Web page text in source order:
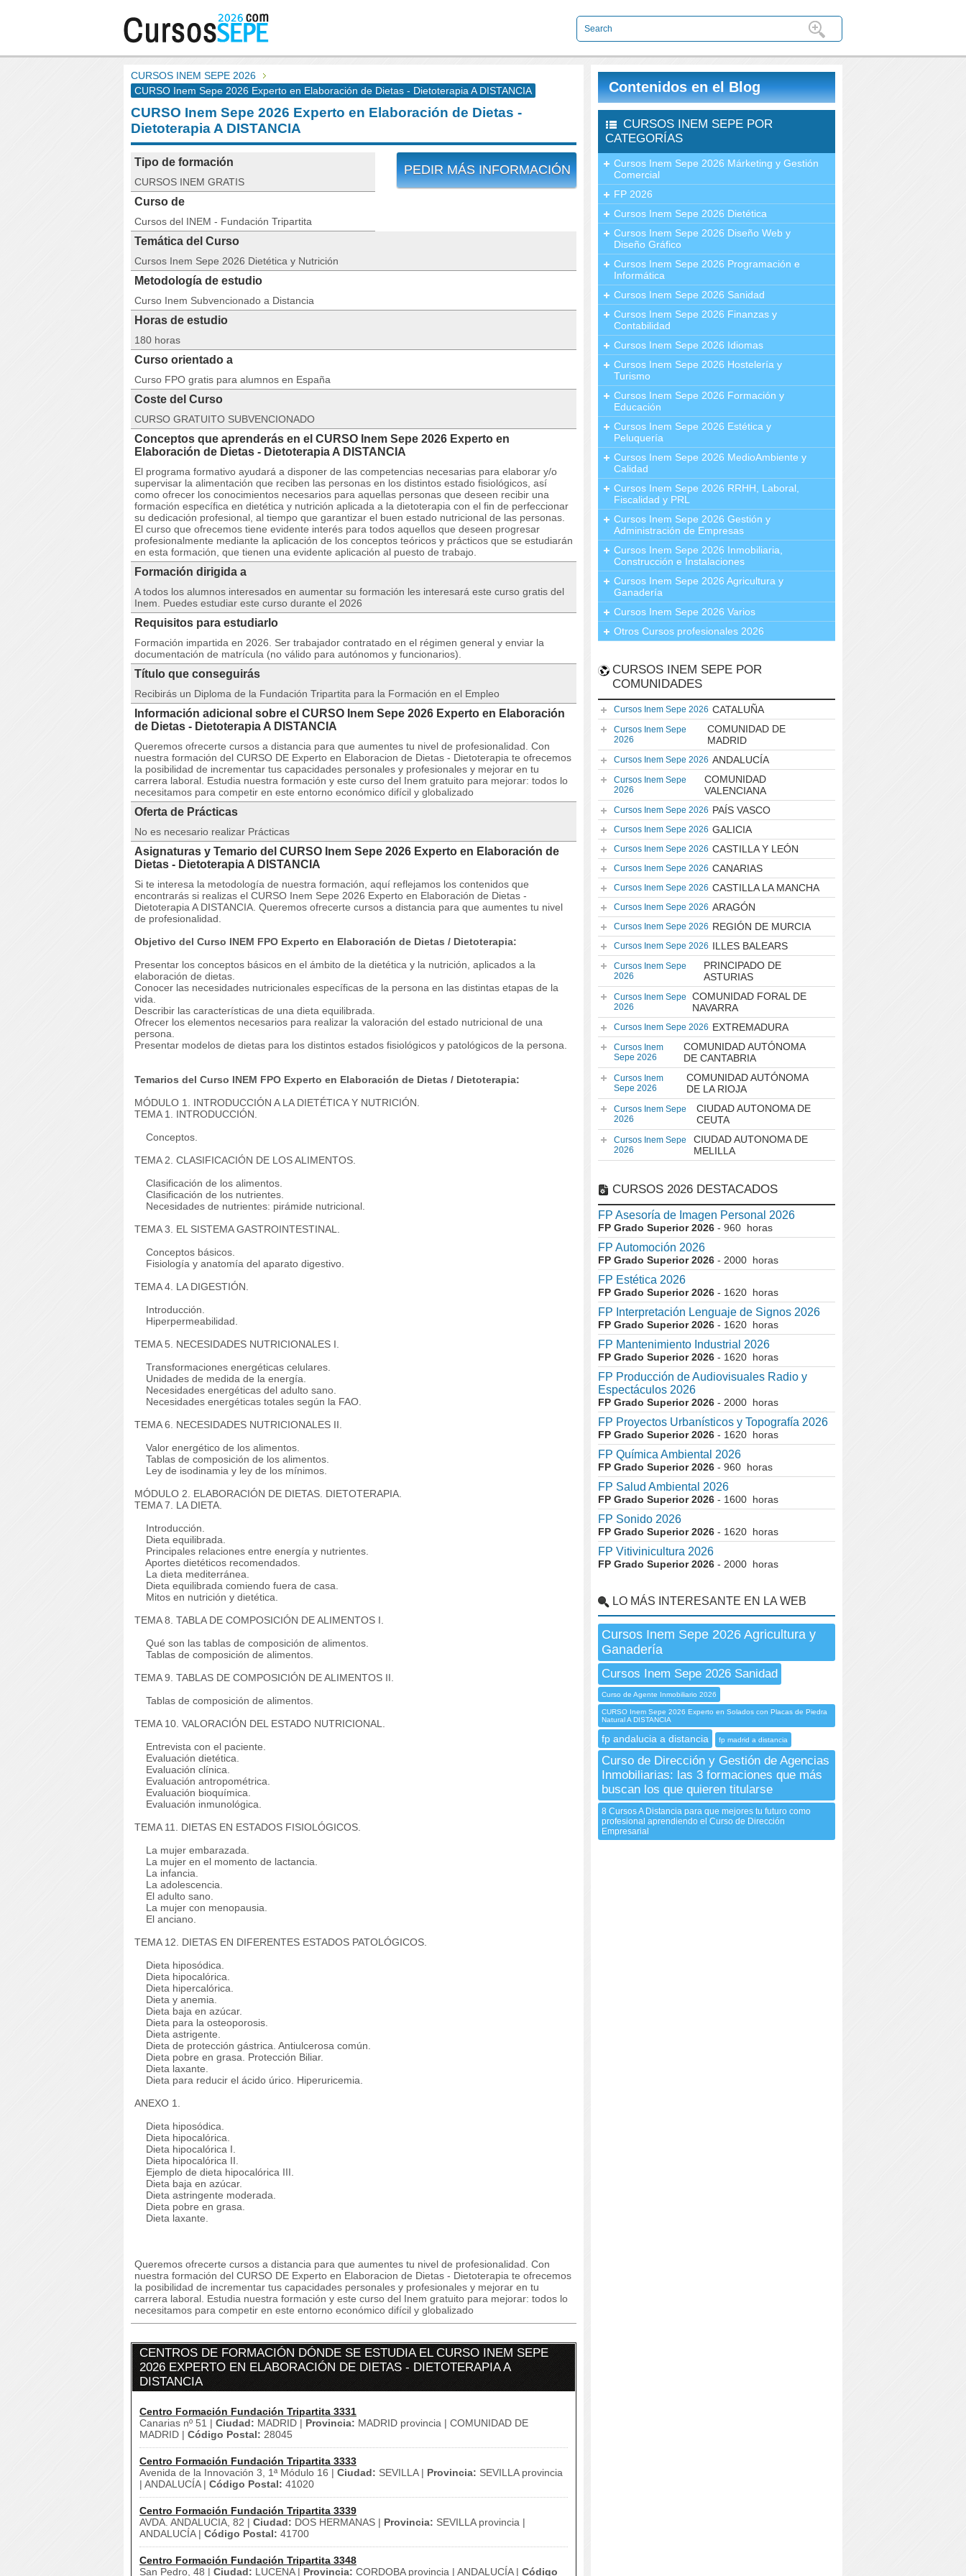
CURSOS INEM SEPE 2026
CURSO Inem Sepe 2026 Experto en Elaboración de Dietas - Dietoterapia A DISTANCIA
CURSO Inem Sepe 2026 Experto en Elaboración de Dietas -
Dietoterapia A DISTANCIA
PEDIR MÁS INFORMACIÓN
Tipo de formación
CURSOS INEM GRATIS
Curso de
Cursos del INEM - Fundación Tripartita
Temática del Curso
Cursos Inem Sepe 2026 Dietética y Nutrición
Metodología de estudio
Curso Inem Subvencionado a Distancia
Horas de estudio
180 horas
Curso orientado a
Curso FPO gratis para alumnos en España
Coste del Curso
CURSO GRATUITO SUBVENCIONADO
Conceptos que aprenderás en el CURSO Inem Sepe 2026 Experto en
Elaboración de Dietas - Dietoterapia A DISTANCIA
El programa formativo ayudará a disponer de las competencias necesarias para elaborar y/o
supervisar la alimentación que reciben las personas en los distintos estado fisiológicos, así
como ofrecer los conocimientos necesarios para aquellas personas que deseen recibir una
formación específica en dietética y nutrición aplicada a la dietoterapia con el fin de perfeccionar
su dedicación profesional, al tiempo que garantizar el buen estado nutricional de las personas.
El curso que ofrecemos tiene evidente interés para todos aquellos que deseen progresar
profesionalmente mediante la aplicación de los conceptos teóricos y prácticos que se estudiarán
en esta formación, que tienen una evidente aplicación al puesto de trabajo.
Formación dirigida a
A todos los alumnos interesados en aumentar su formación les interesará este curso gratis del
Inem. Puedes estudiar este curso durante el 2026
Requisitos para estudiarlo
Formación impartida en 2026. Ser trabajador contratado en el régimen general y enviar la
documentación de matrícula (no válido para autónomos y funcionarios).
Título que conseguirás
Recibirás un Diploma de la Fundación Tripartita para la Formación en el Empleo
Información adicional sobre el CURSO Inem Sepe 2026 Experto en Elaboración
de Dietas - Dietoterapia A DISTANCIA
Queremos ofrecerte cursos a distancia para que aumentes tu nivel de profesionalidad. Con
nuestra formación del CURSO DE Experto en Elaboracion de Dietas - Dietoterapia te ofrecemos
la posibilidad de incrementar tus capacidades personales y profesionales y mejorar en tu
carrera laboral. Estudia nuestra formación y este curso del Inem gratuito para mejorar: todos lo
necesitamos para competir en este entorno económico difícil y globalizado
Oferta de Prácticas
No es necesario realizar Prácticas
Asignaturas y Temario del CURSO Inem Sepe 2026 Experto en Elaboración de
Dietas - Dietoterapia A DISTANCIA
Si te interesa la metodología de nuestra formación, aquí reflejamos los contenidos que
encontrarás si realizas el CURSO Inem Sepe 2026 Experto en Elaboración de Dietas -
Dietoterapia A DISTANCIA. Queremos ofrecerte cursos a distancia para que aumentes tu nivel
de profesionalidad.
Objetivo del Curso INEM FPO Experto en Elaboración de Dietas / Dietoterapia:
Presentar los conceptos básicos en el ámbito de la dietética y la nutrición, aplicados a la
elaboración de dietas.
Conocer las necesidades nutricionales específicas de la persona en las distintas etapas de la
vida.
Describir las características de una dieta equilibrada.
Ofrecer los elementos necesarios para realizar la valoración del estado nutricional de una
persona.
Presentar modelos de dietas para los distintos estados fisiológicos y patológicos de la persona.
Temarios del Curso INEM FPO Experto en Elaboración de Dietas / Dietoterapia:
MÓDULO 1. INTRODUCCIÓN A LA DIETÉTICA Y NUTRICIÓN.
TEMA 1. INTRODUCCIÓN.
Conceptos.
TEMA 2. CLASIFICACIÓN DE LOS ALIMENTOS.
Clasificación de los alimentos.
Clasificación de los nutrientes.
Necesidades de nutrientes: pirámide nutricional.
TEMA 3. EL SISTEMA GASTROINTESTINAL.
Conceptos básicos.
Fisiología y anatomía del aparato digestivo.
TEMA 4. LA DIGESTIÓN.
Introducción.
Hiperpermeabilidad.
TEMA 5. NECESIDADES NUTRICIONALES I.
Transformaciones energéticas celulares.
Unidades de medida de la energía.
Necesidades energéticas del adulto sano.
Necesidades energéticas totales según la FAO.
TEMA 6. NECESIDADES NUTRICIONALES II.
Valor energético de los alimentos.
Tablas de composición de los alimentos.
Ley de isodinamia y ley de los mínimos.
MÓDULO 2. ELABORACIÓN DE DIETAS. DIETOTERAPIA.
TEMA 7. LA DIETA.
Introducción.
Dieta equilibrada.
Principales relaciones entre energía y nutrientes.
Aportes dietéticos recomendados.
La dieta mediterránea.
Dieta equilibrada comiendo fuera de casa.
Mitos en nutrición y dietética.
TEMA 8. TABLA DE COMPOSICIÓN DE ALIMENTOS I.
Qué son las tablas de composición de alimentos.
Tablas de composición de alimentos.
TEMA 9. TABLAS DE COMPOSICIÓN DE ALIMENTOS II.
Tablas de composición de alimentos.
TEMA 10. VALORACIÓN DEL ESTADO NUTRICIONAL.
Entrevista con el paciente.
Evaluación dietética.
Evaluación clínica.
Evaluación antropométrica.
Evaluación bioquímica.
Evaluación inmunológica.
TEMA 11. DIETAS EN ESTADOS FISIOLÓGICOS.
La mujer embarazada.
La mujer en el momento de lactancia.
La infancia.
La adolescencia.
El adulto sano.
La mujer con menopausia.
El anciano.
TEMA 12. DIETAS EN DIFERENTES ESTADOS PATOLÓGICOS.
Dieta hiposódica.
Dieta hipocalórica.
Dieta hipercalórica.
Dieta y anemia.
Dieta baja en azúcar.
Dieta para la osteoporosis.
Dieta astrigente.
Dieta de protección gástrica. Antiulcerosa común.
Dieta pobre en grasa. Protección Biliar.
Dieta laxante.
Dieta para reducir el ácido úrico. Hiperuricemia.
ANEXO 1.
Dieta hiposódica.
Dieta hipocalórica.
Dieta hipocalórica I.
Dieta hipocalórica II.
Ejemplo de dieta hipocalórica III.
Dieta baja en azúcar.
Dieta astringente moderada.
Dieta pobre en grasa.
Dieta laxante.
Queremos ofrecerte cursos a distancia para que aumentes tu nivel de profesionalidad. Con
nuestra formación del CURSO DE Experto en Elaboracion de Dietas - Dietoterapia te ofrecemos
la posibilidad de incrementar tus capacidades personales y profesionales y mejorar en tu
carrera laboral. Estudia nuestra formación y este curso del Inem gratuito para mejorar: todos lo
necesitamos para competir en este entorno económico difícil y globalizado
CENTROS DE FORMACIÓN DÓNDE SE ESTUDIA EL CURSO INEM SEPE
2026 EXPERTO EN ELABORACIÓN DE DIETAS - DIETOTERAPIA A
DISTANCIA
Centro Formación Fundación Tripartita 3331
Canarias nº 51 | Ciudad: MADRID | Provincia: MADRID provincia | COMUNIDAD DE
MADRID | Código Postal: 28045
Centro Formación Fundación Tripartita 3333
Avenida de la Innovación 3, 1ª Módulo 16 | Ciudad: SEVILLA | Provincia: SEVILLA provincia
| ANDALUCÍA | Código Postal: 41020
Centro Formación Fundación Tripartita 3339
AVDA. ANDALUCIA, 82 | Ciudad: DOS HERMANAS | Provincia: SEVILLA provincia |
ANDALUCÍA | Código Postal: 41700
Centro Formación Fundación Tripartita 3348
San Pedro, 48 | Ciudad: LUCENA | Provincia: CORDOBA provincia | ANDALUCÍA | Código
Contenidos en el Blog
CURSOS INEM SEPE POR
CATEGORÍAS
Cursos Inem Sepe 2026 Márketing y Gestión
Comercial
FP 2026
Cursos Inem Sepe 2026 Dietética
Cursos Inem Sepe 2026 Diseño Web y
Diseño Gráfico
Cursos Inem Sepe 2026 Programación e
Informática
Cursos Inem Sepe 2026 Sanidad
Cursos Inem Sepe 2026 Finanzas y
Contabilidad
Cursos Inem Sepe 2026 Idiomas
Cursos Inem Sepe 2026 Hostelería y
Turismo
Cursos Inem Sepe 2026 Formación y
Educación
Cursos Inem Sepe 2026 Estética y
Peluquería
Cursos Inem Sepe 2026 MedioAmbiente y
Calidad
Cursos Inem Sepe 2026 RRHH, Laboral,
Fiscalidad y PRL
Cursos Inem Sepe 2026 Gestión y
Administración de Empresas
Cursos Inem Sepe 2026 Inmobiliaria,
Construcción e Instalaciones
Cursos Inem Sepe 2026 Agricultura y
Ganadería
Cursos Inem Sepe 2026 Varios
Otros Cursos profesionales 2026
CURSOS INEM SEPE POR
COMUNIDADES
Cursos Inem Sepe 2026 CATALUÑA
Cursos Inem Sepe
2026
COMUNIDAD DE
MADRID
Cursos Inem Sepe 2026 ANDALUCÍA
Cursos Inem Sepe
2026
COMUNIDAD
VALENCIANA
Cursos Inem Sepe 2026 PAÍS VASCO
Cursos Inem Sepe 2026 GALICIA
Cursos Inem Sepe 2026 CASTILLA Y LEÓN
Cursos Inem Sepe 2026 CANARIAS
Cursos Inem Sepe 2026 CASTILLA LA MANCHA
Cursos Inem Sepe 2026 ARAGÓN
Cursos Inem Sepe 2026 REGIÓN DE MURCIA
Cursos Inem Sepe 2026 ILLES BALEARS
Cursos Inem Sepe
2026
PRINCIPADO DE
ASTURIAS
Cursos Inem Sepe
2026
COMUNIDAD FORAL DE
NAVARRA
Cursos Inem Sepe 2026 EXTREMADURA
Cursos Inem
Sepe 2026
COMUNIDAD AUTÓNOMA
DE CANTABRIA
Cursos Inem
Sepe 2026
COMUNIDAD AUTÓNOMA
DE LA RIOJA
Cursos Inem Sepe
2026
CIUDAD AUTONOMA DE
CEUTA
Cursos Inem Sepe
2026
CIUDAD AUTONOMA DE
MELILLA
CURSOS 2026 DESTACADOS
FP Asesoría de Imagen Personal 2026
FP Grado Superior 2026 - 960 horas
FP Automoción 2026
FP Grado Superior 2026 - 2000 horas
FP Estética 2026
FP Grado Superior 2026 - 1620 horas
FP Interpretación Lenguaje de Signos 2026
FP Grado Superior 2026 - 1620 horas
FP Mantenimiento Industrial 2026
FP Grado Superior 2026 - 1620 horas
FP Producción de Audiovisuales Radio y
Espectáculos 2026
FP Grado Superior 2026 - 2000 horas
FP Proyectos Urbanísticos y Topografía 2026
FP Grado Superior 2026 - 1620 horas
FP Química Ambiental 2026
FP Grado Superior 2026 - 960 horas
FP Salud Ambiental 2026
FP Grado Superior 2026 - 1600 horas
FP Sonido 2026
FP Grado Superior 2026 - 1620 horas
FP Vitivinicultura 2026
FP Grado Superior 2026 - 2000 horas
LO MÁS INTERESANTE EN LA WEB
Cursos Inem Sepe 2026 Agricultura y
Ganadería
Cursos Inem Sepe 2026 Sanidad
Curso de Agente Inmobiliario 2026
CURSO Inem Sepe 2026 Experto en Solados con Placas de Piedra
Natural A DISTANCIA
fp andalucia a distancia fp madrid a distancia
Curso de Dirección y Gestión de Agencias
Inmobiliarias: las 3 formaciones que más
buscan los que quieren titularse
8 Cursos A Distancia para que mejores tu futuro como
profesional aprendiendo el Curso de Dirección
Empresarial